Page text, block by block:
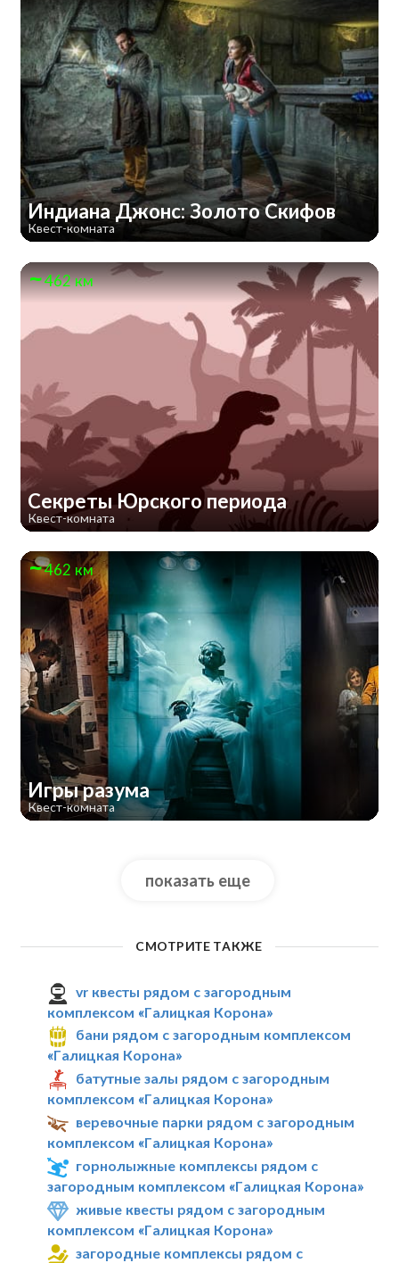
Индиана Джонс: Золото Скифов
Квест-комната
462 км
Секреты Юрского периода
Квест-комната
462 км
Игры разума
Квест-комната
показать еще
СМОТРИТЕ ТАКЖЕ
vr квесты рядом с загородным
комплексом «Галицкая Корона»
бани рядом с загородным комплексом
«Галицкая Корона»
батутные залы рядом с загородным
комплексом «Галицкая Корона»
веревочные парки рядом с загородным
комплексом «Галицкая Корона»
горнолыжные комплексы рядом с
загородным комплексом «Галицкая Корона»
живые квесты рядом с загородным
комплексом «Галицкая Корона»
загородные комплексы рядом с